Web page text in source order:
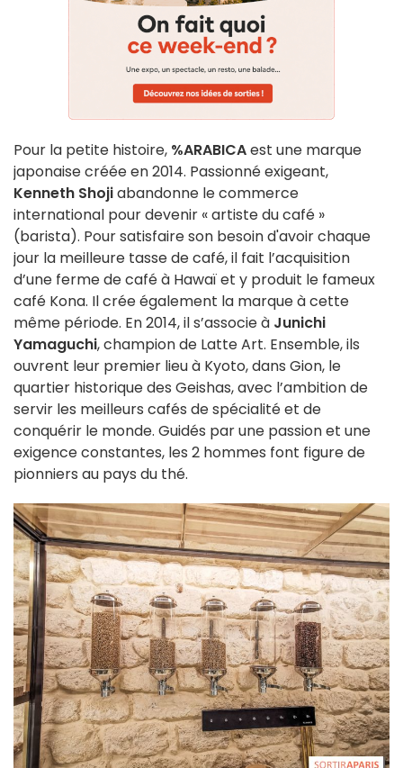
Pour la petite histoire, %ARABICAest une marque
japonaise créée en 2014. Passionné exigeant,
Kenneth Shojiabandonne le commerce
international pour devenir « artiste du café »
(barista). Pour satisfaire son besoin d'avoir chaque
jour la meilleure tasse de café, il fait l’acquisition
d’une ferme de café à Hawaï et y produit le fameux
café Kona. Il crée également la marque à cette
même période. En 2014, il s’associe à Junichi
Yamaguchi, champion de Latte Art. Ensemble, ils
ouvrent leur premier lieu à Kyoto, dans Gion, le
quartier historique des Geishas, avec l’ambition de
servir les meilleurs cafés de spécialité et de
conquérir le monde. Guidés par une passion et une
exigence constantes, les 2 hommes font figure de
pionniers au pays du thé.